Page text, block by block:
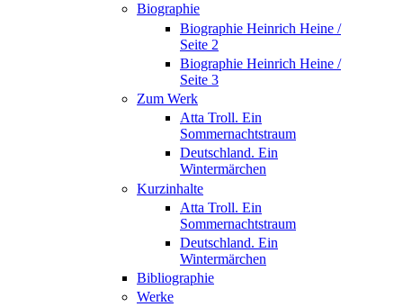
Biographie
Biographie Heinrich Heine /
Seite 2
Biographie Heinrich Heine /
Seite 3
Zum Werk
Atta Troll. Ein
Sommernachtstraum
Deutschland. Ein
Wintermärchen
Kurzinhalte
Atta Troll. Ein
Sommernachtstraum
Deutschland. Ein
Wintermärchen
Bibliographie
Werke